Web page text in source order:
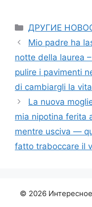
Categories
ДРУГИЕ
Mio padre ha
notte della laurea
pulire i pavimenti
di cambiargli la vita
La nuova
mia nipotina ferita
mentre usciva —
fatto traboccare il
© 2026